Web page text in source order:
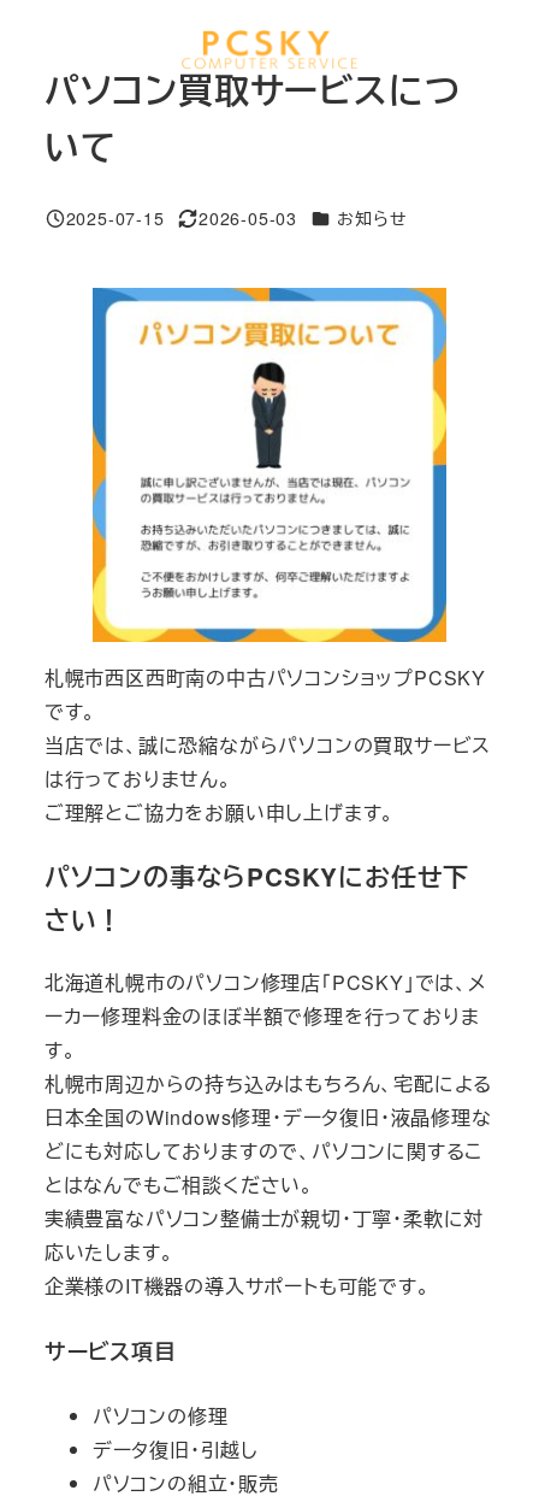
パソコン買取サービスにつ
いて
投稿日
2025-07-15
更新日
2026-05-03 カテゴリー
お知らせ
札幌市西区西町南の中古パソコンショップPCSKY
です。
当店では、誠に恐縮ながらパソコンの買取サービス
は行っておりません。
ご理解とご協力をお願い申し上げます。
パソコンの事ならPCSKYにお任せ下
さい！
北海道札幌市のパソコン修理店「PCSKY」では、メ
ーカー修理料金のほぼ半額で修理を行っておりま
す。
札幌市周辺からの持ち込みはもちろん、宅配による
日本全国のWindows修理・データ復旧・液晶修理な
どにも対応しておりますので、パソコンに関するこ
とはなんでもご相談ください。
実績豊富なパソコン整備士が親切・丁寧・柔軟に対
応いたします。
企業様のIT機器の導入サポートも可能です。
サービス項目
パソコンの修理
データ復旧・引越し
パソコンの組立・販売